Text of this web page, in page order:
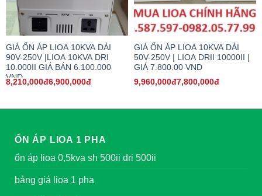
GIÁ ỔN ÁP LIOA 10KVA DẢI
90V-250V |LIOA 10KVA DRI
10.000II GIÁ BÁN 6.100.000
VND
8,210,000đ6,900,000đ
GIÁ ỔN ÁP LIOA 10KVA DẢI
50V-250V | LIOA DRII 10000II |
GIÁ 7.800.00 VND
9,960,000đ7,800,000đ
ỔN ÁP LIOA 1 PHA
ổn áp lioa 0,5kva sh 500ii dri 500ii
bảng giá lioa 1 pha